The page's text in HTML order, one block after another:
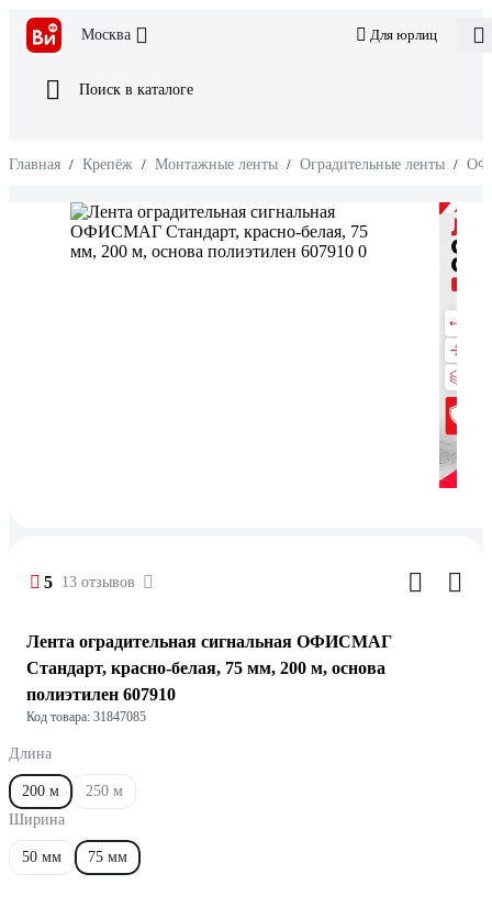
Москва Для юрлиц
Поиск в каталоге
Главная / Крепёж / Монтажные ленты / Оградительные ленты /
5 13 отзывов
Лента оградительная сигнальная ОФИСМАГ
Стандарт, красно-белая, 75 мм, 200 м, основа
полиэтилен 607910
Код товара: 31847085
Длина
200 м
250 м
Ширина
50 мм 75 мм